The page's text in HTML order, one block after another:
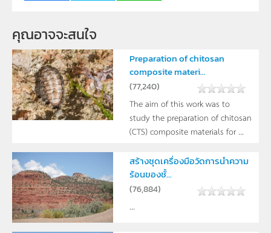
คุณอาจจะสนใจ
Preparation of chitosan
composite materi...
(77,240)
The aim of this work was to
study the preparation of chitosan
(CTS) composite materials for ...
สร้างชุดเครื่องมือวัดการนำความ
ร้อนของชั้...
(76,884)
...